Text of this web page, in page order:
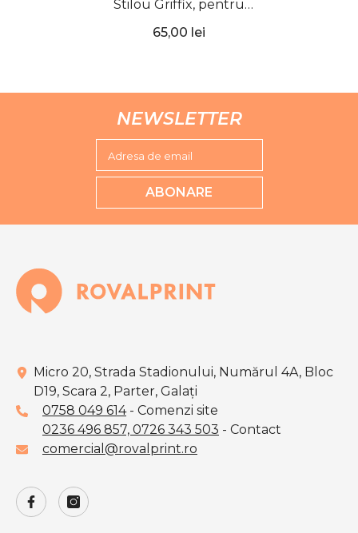
Stilou Griffix, pentru
Dreptaci, Verde, Pelikan
65,00 lei
NEWSLETTER
Adresa de email
ABONARE
Micro 20, Strada Stadionului, Numărul 4A, Bloc
D19, Scara 2, Parter, Galaţi
0758 049 614- Comenzi site
0236 496 857, 0726 343 503 - Contact
comercial@rovalprint.ro